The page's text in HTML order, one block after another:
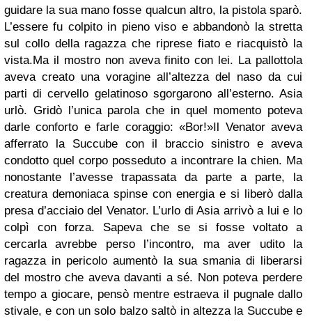
guidare la sua mano fosse qualcun altro, la pistola sparò.
L’essere fu colpito in pieno viso e abbandonò la stretta
sul collo della ragazza che riprese fiato e riacquistò la
vista.Ma il mostro non aveva finito con lei. La pallottola
aveva creato una voragine all’altezza del naso da cui
parti di cervello gelatinoso sgorgarono all’esterno. Asia
urlò. Gridò l’unica parola che in quel momento poteva
darle conforto e farle coraggio: «Bor!»Il Venator aveva
afferrato la Succube con il braccio sinistro e aveva
condotto quel corpo posseduto a incontrare la chien. Ma
nonostante l’avesse trapassata da parte a parte, la
creatura demoniaca spinse con energia e si liberò dalla
presa d’acciaio del Venator. L’urlo di Asia arrivò a lui e lo
colpì con forza. Sapeva che se si fosse voltato a
cercarla avrebbe perso l’incontro, ma aver udito la
ragazza in pericolo aumentò la sua smania di liberarsi
del mostro che aveva davanti a sé. Non poteva perdere
tempo a giocare, pensò mentre estraeva il pugnale dallo
stivale, e con un solo balzo saltò in altezza la Succube e